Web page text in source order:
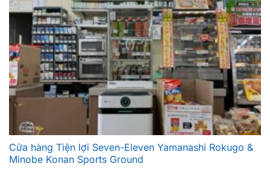
Cửa hàng Tiện lợi Seven-Eleven Yamanashi Rokugo &
Minobe Konan Sports Ground